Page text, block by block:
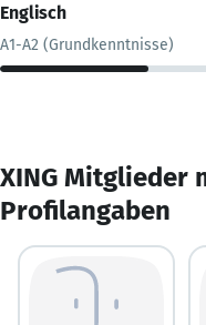
Englisch
A1-A2 (Grundkenntnisse)
XING Mitglieder
Profilangaben